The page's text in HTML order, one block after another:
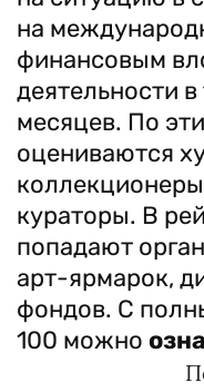
на
финансовым
деятельности
месяцев. По
оцениваются
кураторы. В
попадают
арт-ярмарок,
фондов. С
100 можно